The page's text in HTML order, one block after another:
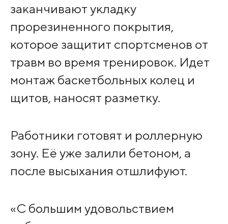
заканчивают укладку
прорезиненного покрытия,
которое защитит спортсменов от
травм во время тренировок. Идет
монтаж баскетбольных колец и
щитов, наносят разметку.
Работники готовят и роллерную
зону. Её уже залили бетоном, а
после высыхания отшлифуют.
«С большим удовольствием